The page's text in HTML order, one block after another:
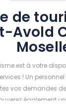
de
Avold
est à votre
! Un
vos demandes
également